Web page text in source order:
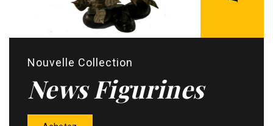
Nouvelle Collection
News Figurines